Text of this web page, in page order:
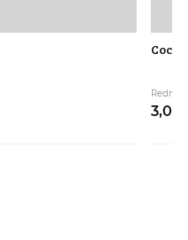
Coca
Redna
3,00